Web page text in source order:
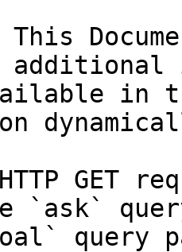
This
in
GET
`ask`
query